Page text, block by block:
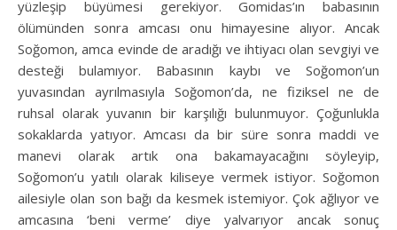
yüzleşip büyümesi gerekiyor. Gomidas’ın babasının
ölümünden sonra amcası onu himayesine alıyor. Ancak
Soğomon, amca evinde de aradığı ve ihtiyacı olan sevgiyi ve
desteği bulamıyor. Babasının kaybı ve Soğomon’un
yuvasından ayrılmasıyla Soğomon’da, ne fiziksel ne de
ruhsal olarak yuvanın bir karşılığı bulunmuyor. Çoğunlukla
sokaklarda yatıyor. Amcası da bir süre sonra maddi ve
manevi olarak artık ona bakamayacağını söyleyip,
Soğomon’u yatılı olarak kiliseye vermek istiyor. Soğomon
ailesiyle olan son bağı da kesmek istemiyor. Çok ağlıyor ve
amcasına ‘beni verme’ diye yalvarıyor ancak sonuç